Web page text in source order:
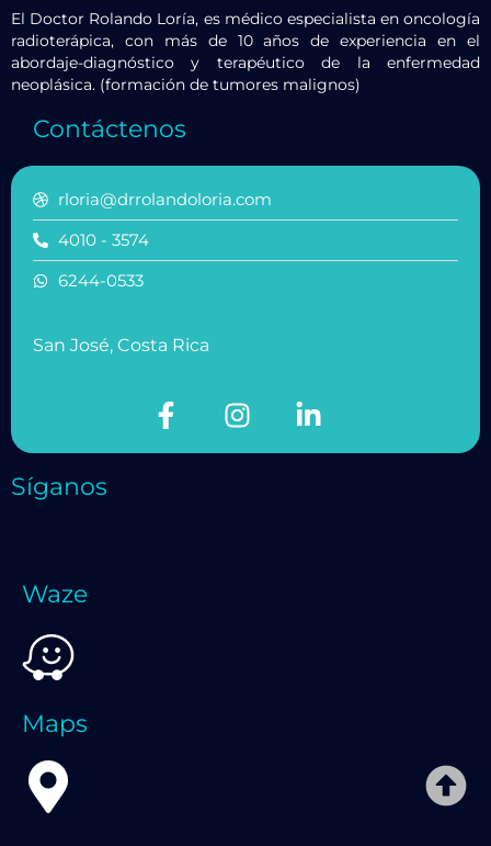
El Doctor Rolando Loría, es médico especialista en oncología
radioterápica, con más de 10 años de experiencia en el
abordaje-diagnóstico y terapéutico de la enfermedad
neoplásica. (formación de tumores malignos)
Contáctenos
rloria@drrolandoloria.com
4010 - 3574
6244-0533
San José, Costa Rica
Síganos
Waze
Maps